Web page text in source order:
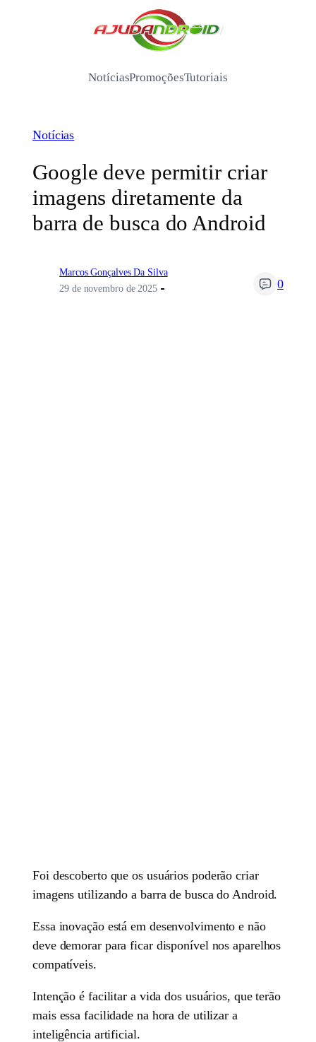
/
NotíciasPromoçõesTutoriais
Notícias
Google deve permitir criar
imagens diretamente da
barra de busca do Android
Marcos Gonçalves Da Silva
29 de novembro de 2025
0
Foi descoberto que os usuários poderão criar
imagens utilizando a barra de busca do Android.
Essa inovação está em desenvolvimento e não
deve demorar para ficar disponível nos aparelhos
compatíveis.
Intenção é facilitar a vida dos usuários, que terão
mais essa facilidade na hora de utilizar a
inteligência artificial.